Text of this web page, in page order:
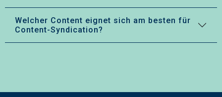
Welcher Content eignet sich am besten für
Content-Syndication?